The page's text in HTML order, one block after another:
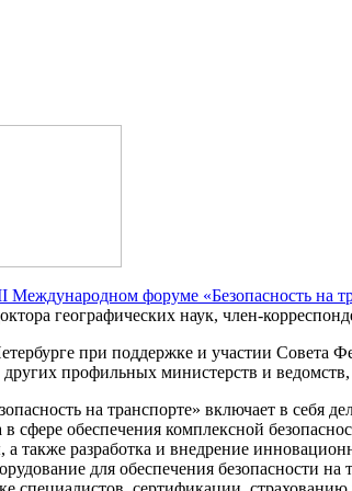
Международном форуме «Безопасность на
географических наук, член-
при поддержке и участии
профильных министерств и
на транспорте» включает в
сфере обеспечения комплексной
а также разработка и внедрение
для обеспечения безопасности